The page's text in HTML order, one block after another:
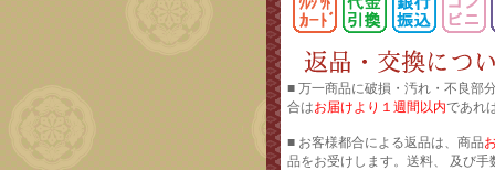
■ 万一商品に破損・汚れ・不良部
合はお届けより１週間以内であれ
■ お客様都合による返品は、商品
品をお受けします。送料、 及び